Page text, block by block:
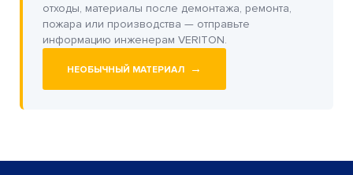
отходы, материалы после демонтажа, ремонта,
пожара или производства — отправьте
информацию инженерам VERITON.
НЕОБЫЧНЫЙ МАТЕРИАЛ →